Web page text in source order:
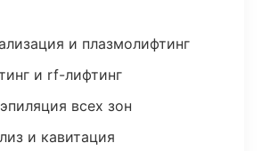
и плазмолифтинг
и rf-лифтинг
всех зон
и кавитация